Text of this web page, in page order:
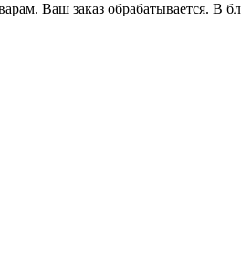
Ваш заказ обрабатывается. В